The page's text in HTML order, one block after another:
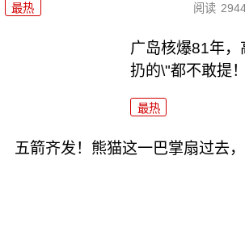
最热 阅读
广岛核爆81年，
扔的\"都不敢提！
最热
五箭齐发！熊猫这一巴掌扇过去